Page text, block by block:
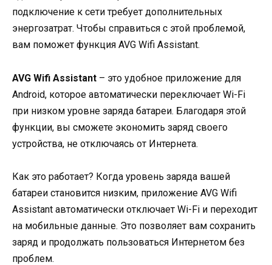
подключение к сети требует дополнительных
энергозатрат. Чтобы справиться с этой проблемой,
вам поможет функция AVG Wifi Assistant.
AVG Wifi Assistant – это удобное приложение для
Android, которое автоматически переключает Wi-Fi
при низком уровне заряда батареи. Благодаря этой
функции, вы сможете экономить заряд своего
устройства, не отключаясь от Интернета.
Как это работает? Когда уровень заряда вашей
батареи становится низким, приложение AVG Wifi
Assistant автоматически отключает Wi-Fi и переходит
на мобильные данные. Это позволяет вам сохранить
заряд и продолжать пользоваться Интернетом без
проблем.